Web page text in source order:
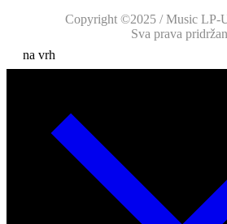
Copyright ©2025 / Music LP-
Sva prava
na vrh